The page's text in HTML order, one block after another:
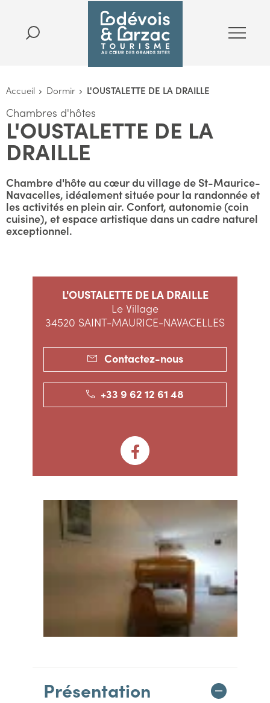
Accueil Dormir L'OUSTALETTE DE LA DRAILLE
Chambres d'hôtes
L'OUSTALETTE DE LA
DRAILLE
Chambre d'hôte au cœur du village de St-Maurice-
Navacelles, idéalement située pour la randonnée et
les activités en plein air. Confort, autonomie (coin
cuisine), et espace artistique dans un cadre naturel
exceptionnel.
L'OUSTALETTE DE LA DRAILLE
Le Village
34520 SAINT-MAURICE-NAVACELLES
Contactez-nous
+33 9 62 12 61 48
Présentation